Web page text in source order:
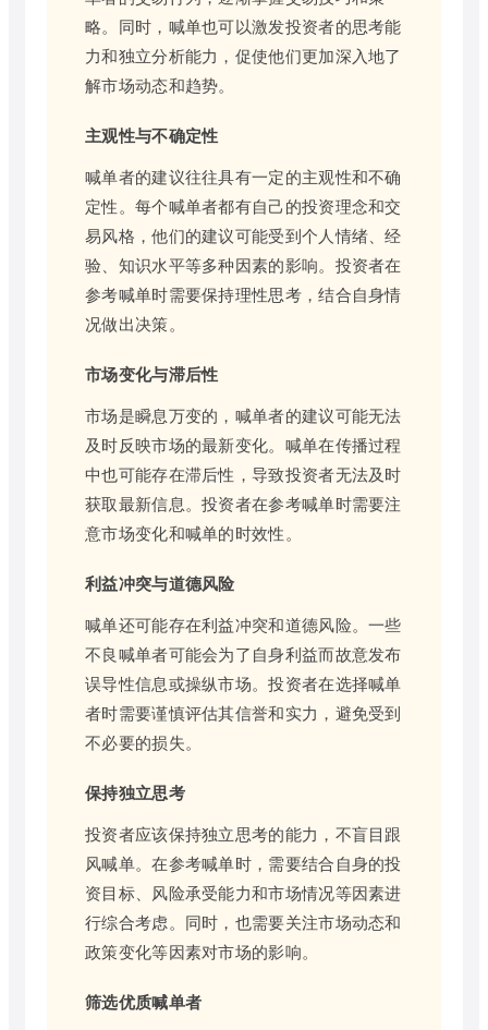
略。同时，喊单也可以激发投资者的思考能
力和独立分析能力，促使他们更加深入地了
解市场动态和趋势。
主观性与不确定性
喊单者的建议往往具有一定的主观性和不确
定性。每个喊单者都有自己的投资理念和交
易风格，他们的建议可能受到个人情绪、经
验、知识水平等多种因素的影响。投资者在
参考喊单时需要保持理性思考，结合自身情
况做出决策。
市场变化与滞后性
市场是瞬息万变的，喊单者的建议可能无法
及时反映市场的最新变化。喊单在传播过程
中也可能存在滞后性，导致投资者无法及时
获取最新信息。投资者在参考喊单时需要注
意市场变化和喊单的时效性。
利益冲突与道德风险
喊单还可能存在利益冲突和道德风险。一些
不良喊单者可能会为了自身利益而故意发布
误导性信息或操纵市场。投资者在选择喊单
者时需要谨慎评估其信誉和实力，避免受到
不必要的损失。
保持独立思考
投资者应该保持独立思考的能力，不盲目跟
风喊单。在参考喊单时，需要结合自身的投
资目标、风险承受能力和市场情况等因素进
行综合考虑。同时，也需要关注市场动态和
政策变化等因素对市场的影响。
筛选优质喊单者